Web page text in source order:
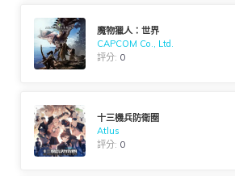
魔物獵人：世界
CAPCOM Co., Ltd.
評分: 0
十三機兵防衛圈
Atlus
評分: 0